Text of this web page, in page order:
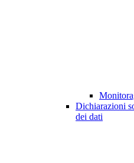
Dichiarazioni
dei dati